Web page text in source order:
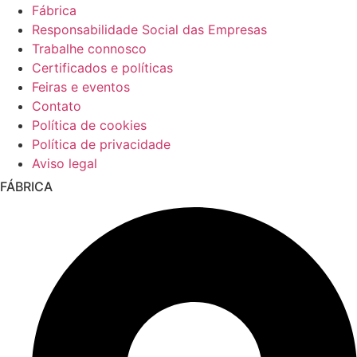
Fábrica
Responsabilidade Social das Empresas
Trabalhe connosco
Certificados e políticas
Feiras e eventos
Contato
Política de cookies
Política de privacidade
Aviso legal
FÁBRICA